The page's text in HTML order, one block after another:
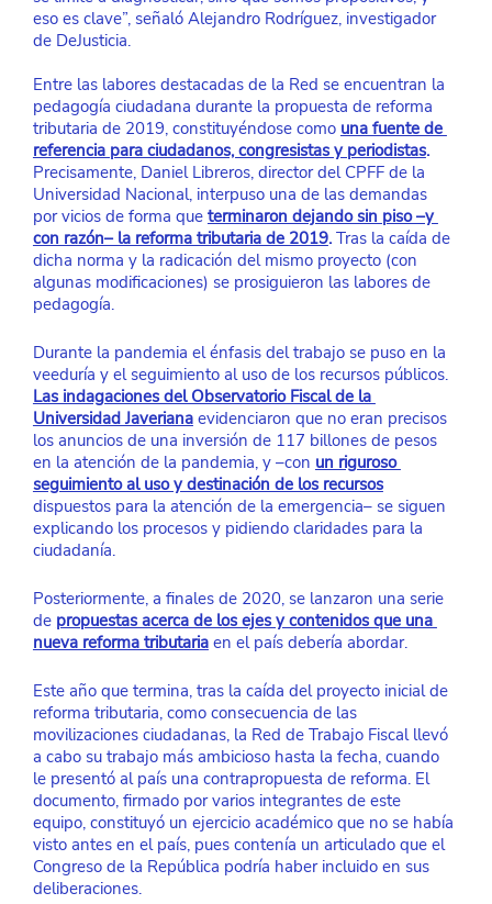
eso es clave”, señaló Alejandro Rodríguez, investigador
de DeJusticia.
Entre las labores destacadas de la Red se encuentran la
pedagogía ciudadana durante la propuesta de reforma
tributaria de 2019, constituyéndose como una fuente de
referencia para ciudadanos, congresistas y periodistas.
Precisamente, Daniel Libreros, director del CPFF de la
Universidad Nacional, interpuso una de las demandas
por vicios de forma que terminaron dejando sin piso –y
con razón– la reforma tributaria de 2019. Tras la caída de
dicha norma y la radicación del mismo proyecto (con
algunas modificaciones) se prosiguieron las labores de
pedagogía.
Durante la pandemia el énfasis del trabajo se puso en la
veeduría y el seguimiento al uso de los recursos públicos.
Las indagaciones del Observatorio Fiscal de la
Universidad Javeriana evidenciaron que no eran precisos
los anuncios de una inversión de 117 billones de pesos
en la atención de la pandemia, y –con un riguroso
seguimiento al uso y destinación de los recursos
dispuestos para la atención de la emergencia– se siguen
explicando los procesos y pidiendo claridades para la
ciudadanía.
Posteriormente, a finales de 2020, se lanzaron una serie
de propuestas acerca de los ejes y contenidos que una
nueva reforma tributaria en el país debería abordar.
Este año que termina, tras la caída del proyecto inicial de
reforma tributaria, como consecuencia de las
movilizaciones ciudadanas, la Red de Trabajo Fiscal llevó
a cabo su trabajo más ambicioso hasta la fecha, cuando
le presentó al país una contrapropuesta de reforma. El
documento, firmado por varios integrantes de este
equipo, constituyó un ejercicio académico que no se había
visto antes en el país, pues contenía un articulado que el
Congreso de la República podría haber incluido en sus
deliberaciones.